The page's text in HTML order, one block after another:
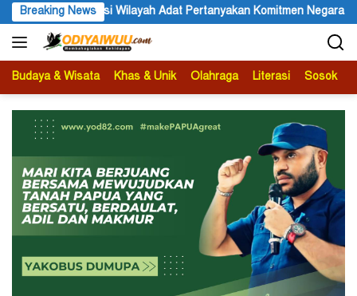
Langsung
ke
konten
Breaking News
Komitmen Negara pada Pelindungan Hak Masyarakat Adat
Budaya & Wisata Khas & Unik Olahraga Literasi Sosok